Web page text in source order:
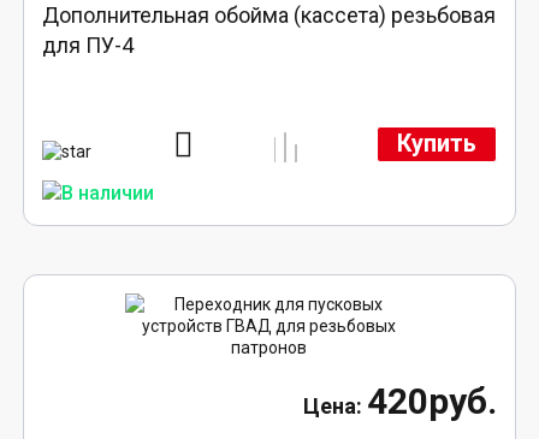
Дополнительная обойма (кассета) резьбовая
для ПУ-4
Купить
420руб.